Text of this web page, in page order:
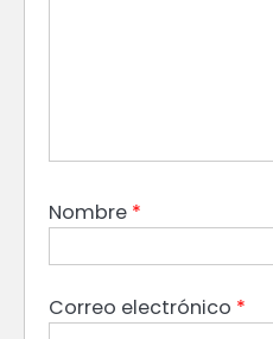
Nombre *
Correo electrónico *